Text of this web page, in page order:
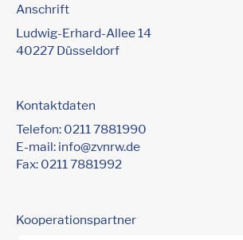
Anschrift
Ludwig-Erhard-Allee 14
40227 Düsseldorf
Kontaktdaten
Telefon: 0211 7881990
E-mail: info@zvnrw.de
Fax: 0211 7881992
Kooperationspartner